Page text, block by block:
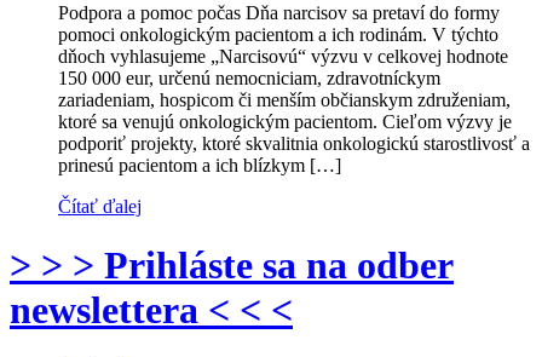
Podpora a pomoc počas Dňa narcisov sa pretaví do formy
pomoci onkologickým pacientom a ich rodinám. V týchto
dňoch vyhlasujeme „Narcisovú“ výzvu v celkovej hodnote
150 000 eur, určenú nemocniciam, zdravotníckym
zariadeniam, hospicom či menším občianskym združeniam,
ktoré sa venujú onkologickým pacientom. Cieľom výzvy je
podporiť projekty, ktoré skvalitnia onkologickú starostlivosť a
prinesú pacientom a ich blízkym […]
Čítať ďalej
> > > Prihláste sa na odber
newslettera < < <